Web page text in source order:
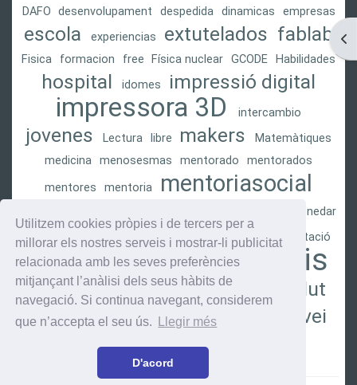
Utilitzem cookies pròpies i de tercers per a
millorar els nostres serveis i mostrar-li publicitat
relacionada amb les seves preferències
mitjançant l’anàlisi dels seus hàbits de
navegació. Si continua navegant, considerem
que n’accepta el seu ús.
Llegir més
D'acord
DAFO
desenvolupament despedida dinamicas empresas
escola experiencias extutelados fablab
Fisica formacion free Física nuclear GCODE Habilidades
hospital idomes impressió digital
impressora 3D intercambio
jovenes Lectura libre makers
Matemàtiques
medicina menosesmas mentorado
mentorados
mentores
mentoria mentoriasocial
nedar
open papiroflèxia parc taulí perfiles presentació
programació pròtesi pròtesis
punts Quàntica sabadell salut
Scratch Scratch 3 Scratch cards servei